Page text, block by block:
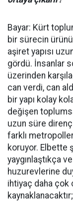
Bayar: Kürt
bir sürecin
aşiret yapısı
gördü. İnsanlar
üzerinden
can verdi, can
bir yapı kolay
değişen
uzun süre
farklı
koruyor. Elbette
yaygınlaştıkça
huzurevlerine
ihtiyaç daha çok